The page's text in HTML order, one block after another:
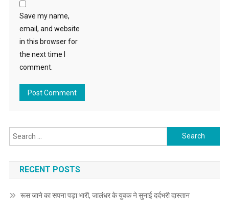
Save my name,
email, and website
in this browser for
the next time I
comment.
Search for:
RECENT POSTS
रूस जाने का सपना पड़ा भारी, जालंधर के युवक ने सुनाई दर्दभरी दास्तान